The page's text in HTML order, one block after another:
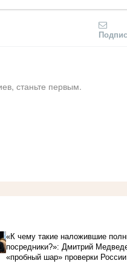
станьте первым.
«К чему такие наложившие
посредники?»: Дмитрий
«пробный шар» проверки